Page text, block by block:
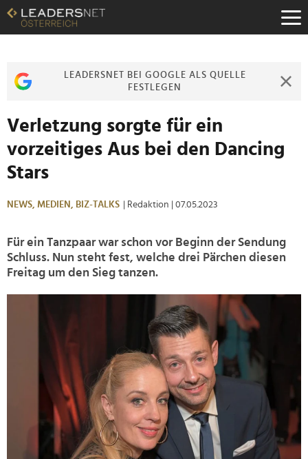
Zum
Inhalt
Zur
Zur
LEADERSNET BEI GOOGLE ALS QUELLE
FESTLEGEN
Verletzung sorgte für ein
vorzeitiges Aus bei den Dancing
Stars
NEWS, MEDIEN, BIZ-TALKS | Redaktion | 07.05.2023
Für ein Tanzpaar war schon vor Beginn der Sendung
Schluss. Nun steht fest, welche drei Pärchen diesen
Freitag um den Sieg tanzen.